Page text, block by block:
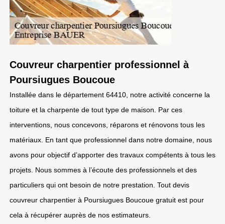
Couvreur charpentier professionnel à
Poursiugues Boucoue
Installée dans le département 64410, notre activité concerne la
toiture et la charpente de tout type de maison. Par ces
interventions, nous concevons, réparons et rénovons tous les
matériaux. En tant que professionnel dans notre domaine, nous
avons pour objectif d’apporter des travaux compétents à tous les
projets. Nous sommes à l’écoute des professionnels et des
particuliers qui ont besoin de notre prestation. Tout devis
couvreur charpentier à Poursiugues Boucoue gratuit est pour
cela à récupérer auprès de nos estimateurs.